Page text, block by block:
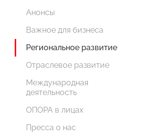
Анонсы
Важное для бизнеса
Региональное развитие
Отраслевое развитие
Международная
деятельность
ОПОРА в лицах
Пресса о нас